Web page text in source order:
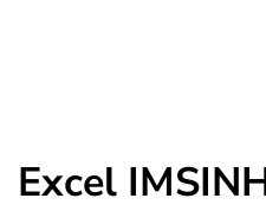
Excel